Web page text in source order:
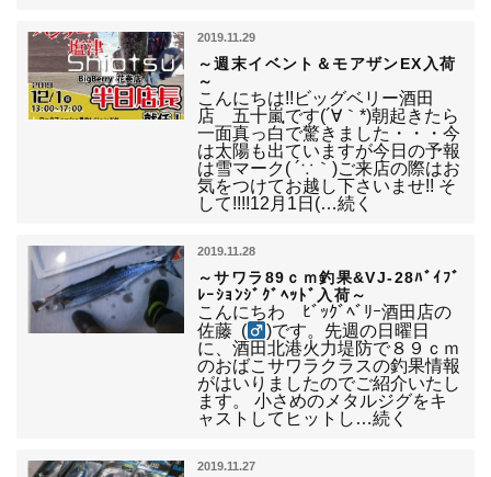
2019.11.29
～週末イベント＆モアザンEX入荷
～
こんにちは!!ビッグベリー酒田
店 五十嵐です(´∀｀*)朝起きたら
一面真っ白で驚きました・・・今
は太陽も出ていますが今日の予報
は雪マーク( ´∵｀)ご来店の際はお
気をつけてお越し下さいませ!! そ
して!!!!12月1日(…続く
2019.11.28
～サワラ89ｃｍ釣果&VJ-28ﾊﾞｲﾌﾞ
ﾚｰｼｮﾝｼﾞｸﾞﾍｯﾄﾞ入荷～
こんにちわ ﾋﾞｯｸﾞﾍﾞﾘｰ酒田店の
佐藤 (
)です。先週の日曜日
に、酒田北港火力堤防で８９ｃｍ
のおばこサワラクラスの釣果情報
がはいりましたのでご紹介いたし
ます。 小さめのメタルジグをキ
ャストしてヒットし…続く
2019.11.27